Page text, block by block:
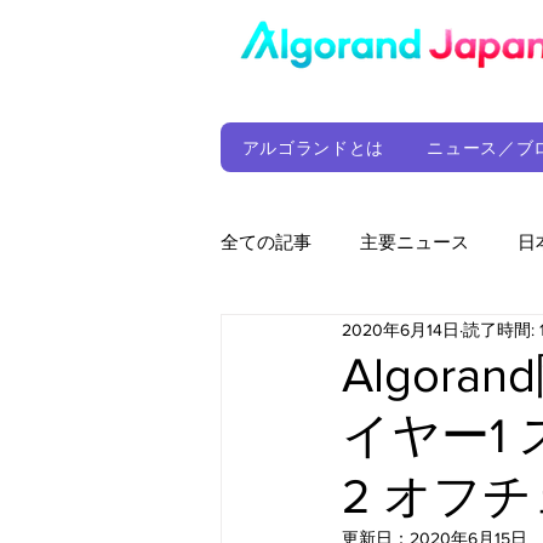
アルゴランドとは ニュース／ブ
全ての記事 主要ニュース 日
ウォレット 定期レポート
アルゴランド財団
サプライチェーン ゲーム
イヤー1
2 オフ
2020年6月14日 読了時間:
更新日： 2020年6月15日